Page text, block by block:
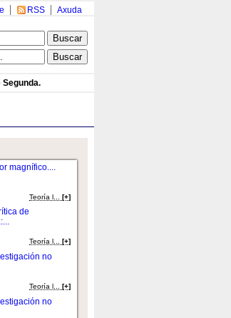
Axuda
RSS
Segunda.
magnífico....
Teoría l...[+]
de
Teoría l... [+]
no
Teoría l...[+]
no